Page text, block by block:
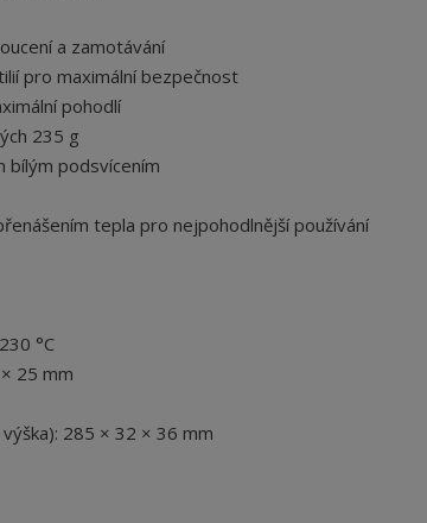
a zamotávání
pro maximální bezpečnost
pohodlí
235 g
bílým podsvícením
tepla pro nejpohodlnější používání
°C
25 mm
285 × 32 × 36 mm